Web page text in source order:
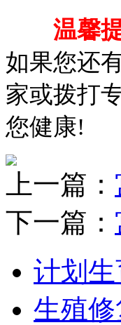
温馨提
如果您还
家或拨打
您健康!
上一篇：
下一篇：
计划生
生殖修